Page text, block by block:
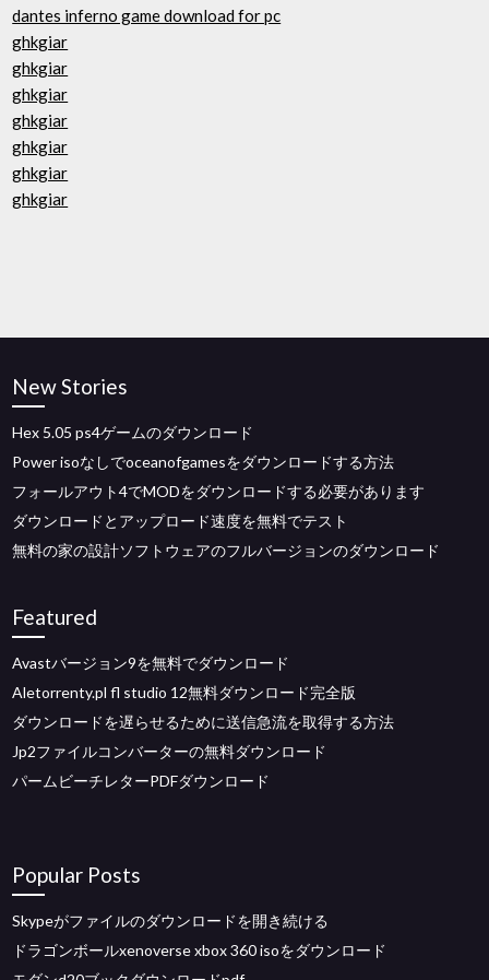
dantes inferno game download for pc
ghkgiar
ghkgiar
ghkgiar
ghkgiar
ghkgiar
ghkgiar
ghkgiar
New Stories
Hex 5.05 ps4ゲームのダウンロード
Power isoなしでoceanofgamesをダウンロードする方法
フォールアウト4でMODをダウンロードする必要があります
ダウンロードとアップロード速度を無料でテスト
無料の家の設計ソフトウェアのフルバージョンのダウンロード
Featured
Avastバージョン9を無料でダウンロード
Aletorrenty.pl fl studio 12無料ダウンロード完全版
ダウンロードを遅らせるために送信急流を取得する方法
Jp2ファイルコンバーターの無料ダウンロード
パームビーチレターPDFダウンロード
Popular Posts
Skypeがファイルのダウンロードを開き続ける
ドラゴンボールxenoverse xbox 360 isoをダウンロード